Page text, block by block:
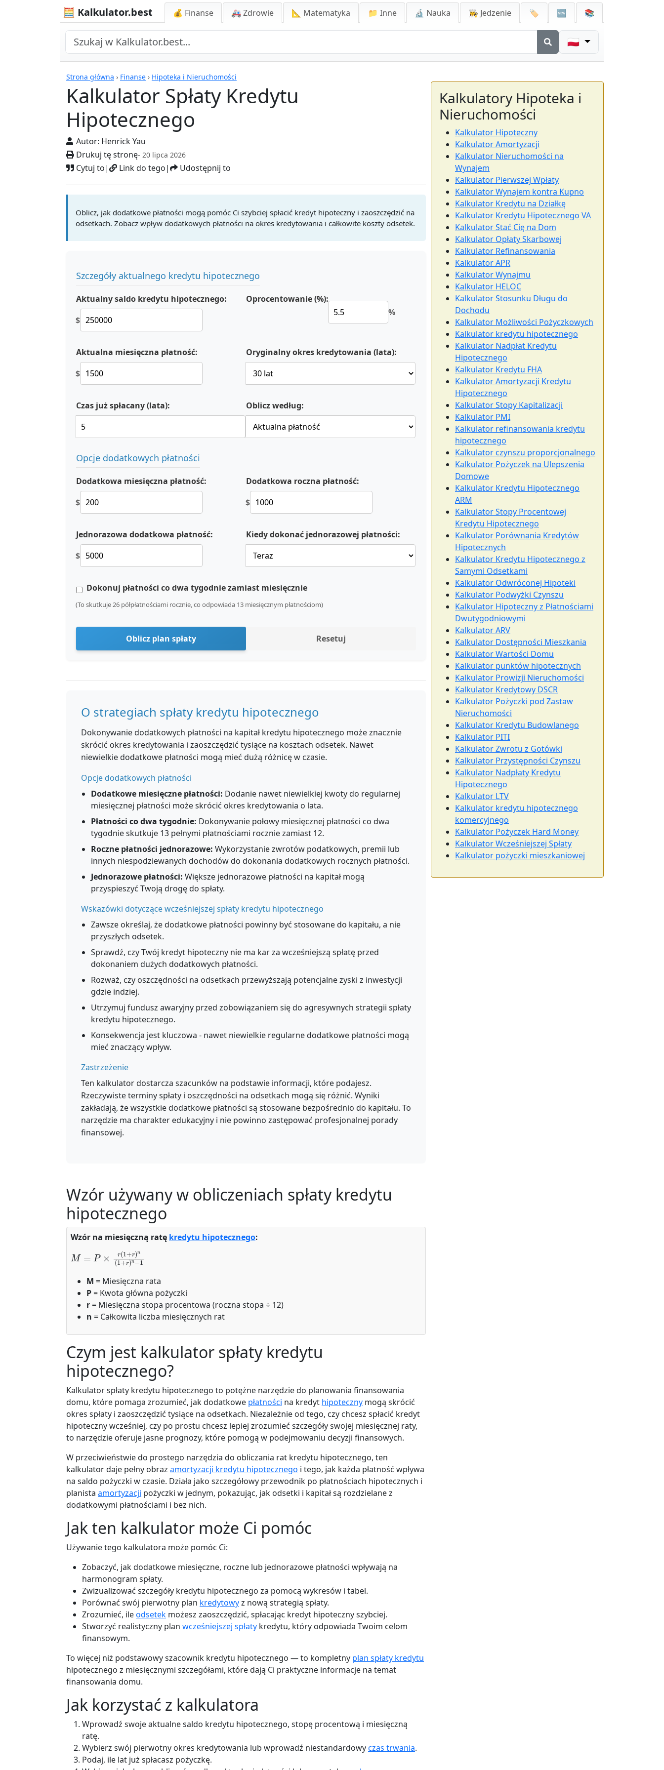
🧮 Kalkulator.best 💰 Finanse 🚑 Zdrowie 📐 Matematyka 📁 Inne 🔬 Nauka 👩‍🍳 Jedzenie 🏷️ 🆕 📚
🇵🇱
Strona główna › Finanse › Hipoteka i Nieruchomości
Kalkulator Spłaty Kredytu
Hipotecznego
Autor: Henrick Yau
Drukuj tę stronę- 20 lipca 2026
Cytuj to| Link do tego| Udostępnij to
Kalkulatory
Oblicz, jak dodatkowe płatności mogą pomóc Ci szybciej spłacić kredyt hipoteczny i zaoszczędzić na
odsetkach. Zobacz wpływ dodatkowych płatności na okres kredytowania i całkowite koszty odsetek.
Szczegóły aktualnego kredytu hipotecznego
Aktualny saldo kredytu hipotecznego:
$
Oprocentowanie (%):
%
Aktualna miesięczna płatność:
$
Oryginalny okres kredytowania (lata):
Czas już spłacany (lata): Oblicz według:
Opcje dodatkowych płatności
Dodatkowa miesięczna płatność:
$
Dodatkowa roczna płatność:
$
Jednorazowa dodatkowa płatność:
$
Kiedy dokonać jednorazowej płatności:
Dokonuj płatności co dwa tygodnie zamiast miesięcznie
(To skutkuje 26 półpłatnościami rocznie, co odpowiada 13 miesięcznym płatnościom)
Oblicz plan spłaty Resetuj
O strategiach spłaty kredytu hipotecznego
Dokonywanie dodatkowych płatności na kapitał kredytu hipotecznego może znacznie
skrócić okres kredytowania i zaoszczędzić tysiące na kosztach odsetek. Nawet
niewielkie dodatkowe płatności mogą mieć dużą różnicę w czasie.
Opcje dodatkowych płatności
Dodatkowe miesięczne płatności: Dodanie nawet niewielkiej kwoty do regularnej
miesięcznej płatności może skrócić okres kredytowania o lata.
Płatności co dwa tygodnie: Dokonywanie połowy miesięcznej płatności co dwa
tygodnie skutkuje 13 pełnymi płatnościami rocznie zamiast 12.
Roczne płatności jednorazowe: Wykorzystanie zwrotów podatkowych, premii lub
innych niespodziewanych dochodów do dokonania dodatkowych rocznych płatności.
Jednorazowe płatności: Większe jednorazowe płatności na kapitał mogą
przyspieszyć Twoją drogę do spłaty.
Wskazówki dotyczące wcześniejszej spłaty kredytu hipotecznego
Zawsze określaj, że dodatkowe płatności powinny być stosowane do kapitału, a nie
przyszłych odsetek.
Sprawdź, czy Twój kredyt hipoteczny nie ma kar za wcześniejszą spłatę przed
dokonaniem dużych dodatkowych płatności.
Rozważ, czy oszczędności na odsetkach przewyższają potencjalne zyski z inwestycji
gdzie indziej.
Utrzymuj fundusz awaryjny przed zobowiązaniem się do agresywnych strategii spłaty
kredytu hipotecznego.
Konsekwencja jest kluczowa - nawet niewielkie regularne dodatkowe płatności mogą
mieć znaczący wpływ.
Zastrzeżenie
Ten kalkulator dostarcza szacunków na podstawie informacji, które podajesz.
Rzeczywiste terminy spłaty i oszczędności na odsetkach mogą się różnić. Wyniki
zakładają, że wszystkie dodatkowe płatności są stosowane bezpośrednio do kapitału. To
narzędzie ma charakter edukacyjny i nie powinno zastępować profesjonalnej porady
finansowej.
Wzór używany w obliczeniach spłaty kredytu
hipotecznego
Wzór na miesięczną ratę kredytu hipotecznego:
M= ×r( r)n(1+
M = Miesięczna rata
P= Kwota główna pożyczki
r= Miesięczna stopa procentowa (roczna stopa ÷ 12)
n = Całkowita liczba miesięcznych rat
Czym jest kalkulator spłaty kredytu
hipotecznego?
Kalkulator spłaty kredytu hipotecznego to potężne narzędzie do planowania finansowania
domu, które pomaga zrozumieć, jak dodatkowe płatności na kredyt hipoteczny mogą skrócić
okres spłaty i zaoszczędzić tysiące na odsetkach. Niezależnie od tego, czy chcesz spłacić kredyt
hipoteczny wcześniej, czy po prostu chcesz lepiej zrozumieć szczegóły swojej miesięcznej raty,
to narzędzie oferuje jasne prognozy, które pomogą w podejmowaniu decyzji finansowych.
W przeciwieństwie do prostego narzędzia do obliczania rat kredytu hipotecznego, ten
kalkulator daje pełny obraz amortyzacji kredytu hipotecznego i tego, jak każda płatność wpływa
na saldo pożyczki w czasie. Działa jako szczegółowy przewodnik po płatnościach hipotecznych i
planista amortyzacji pożyczki w jednym, pokazując, jak odsetki i kapitał są rozdzielane z
dodatkowymi płatnościami i bez nich.
Jak ten kalkulator może Ci pomóc
Używanie tego kalkulatora może pomóc Ci:
Zobaczyć, jak dodatkowe miesięczne, roczne lub jednorazowe płatności wpływają na
harmonogram spłaty.
Zwizualizować szczegóły kredytu hipotecznego za pomocą wykresów i tabel.
Porównać swój pierwotny plan kredytowyz nową strategią spłaty.
Zrozumieć, ileodsetek możesz zaoszczędzić, spłacając kredyt hipoteczny szybciej.
Stworzyć realistyczny plan wcześniejszej spłaty kredytu, który odpowiada Twoim celom
finansowym.
To więcej niż podstawowy szacownik kredytu hipotecznego — to kompletny plan spłaty kredytu
hipotecznego z miesięcznymi szczegółami, które dają Ci praktyczne informacje na temat
finansowania domu.
Jak korzystać z kalkulatora
Wprowadź swoje aktualne saldo kredytu hipotecznego, stopę procentową i miesięczną
ratę.
Wybierz swój pierwotny okres kredytowania lub wprowadź niestandardowyczas trwania.
Podaj, ile lat już spłacasz pożyczkę.
Kalkulatory Hipoteka i
Nieruchomości
Kalkulator Hipoteczny
Kalkulator Amortyzacji
Kalkulator Nieruchomości na
Wynajem
Kalkulator Pierwszej Wpłaty
Kalkulator Wynajem kontra Kupno
Kalkulator Kredytu na Działkę
Kalkulator Kredytu Hipotecznego VA
Kalkulator Stać Cię na Dom
Kalkulator Opłaty Skarbowej
Kalkulator Refinansowania
Kalkulator APR
Kalkulator Wynajmu
Kalkulator HELOC
Kalkulator Stosunku Długu do
Dochodu
Kalkulator Możliwości Pożyczkowych
Kalkulator kredytu hipotecznego
Kalkulator Nadpłat Kredytu
Hipotecznego
Kalkulator Kredytu FHA
Kalkulator Amortyzacji Kredytu
Hipotecznego
Kalkulator Stopy Kapitalizacji
Kalkulator PMI
Kalkulator refinansowania kredytu
hipotecznego
Kalkulator czynszu proporcjonalnego
Kalkulator Pożyczek na Ulepszenia
Domowe
Kalkulator Kredytu Hipotecznego
ARM
Kalkulator Stopy Procentowej
Kredytu Hipotecznego
Kalkulator Porównania Kredytów
Hipotecznych
Kalkulator Kredytu Hipotecznego z
Samymi Odsetkami
Kalkulator Odwróconej Hipoteki
Kalkulator Podwyżki Czynszu
Kalkulator Hipoteczny z Płatnościami
Dwutygodniowymi
Kalkulator ARV
Kalkulator Dostępności Mieszkania
Kalkulator Wartości Domu
Kalkulator punktów hipotecznych
Kalkulator Prowizji Nieruchomości
Kalkulator Kredytowy DSCR
Kalkulator Pożyczki pod Zastaw
Nieruchomości
Kalkulator Kredytu Budowlanego
Kalkulator PITI
Kalkulator Zwrotu z Gotówki
Kalkulator Przystępności Czynszu
Kalkulator Nadpłaty Kredytu
Hipotecznego
Kalkulator LTV
Kalkulator kredytu hipotecznego
komercyjnego
Kalkulator Pożyczek Hard Money
Kalkulator Wcześniejszej Spłaty
Kalkulator pożyczki mieszkaniowej